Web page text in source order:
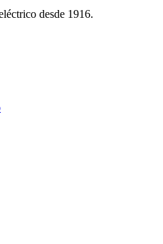
desde 1916.